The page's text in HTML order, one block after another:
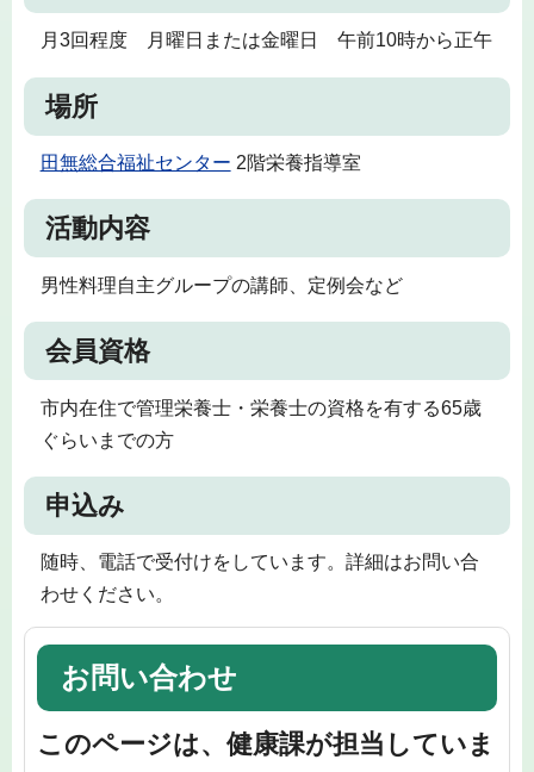
月3回程度 月曜日または金曜日 午前10時から正午
場所
田無総合福祉センター 2階栄養指導室
活動内容
男性料理自主グループの講師、定例会など
会員資格
市内在住で管理栄養士・栄養士の資格を有する65歳
ぐらいまでの方
申込み
随時、電話で受付けをしています。詳細はお問い合
わせください。
お問い合わせ
このページは、健康課が担当していま